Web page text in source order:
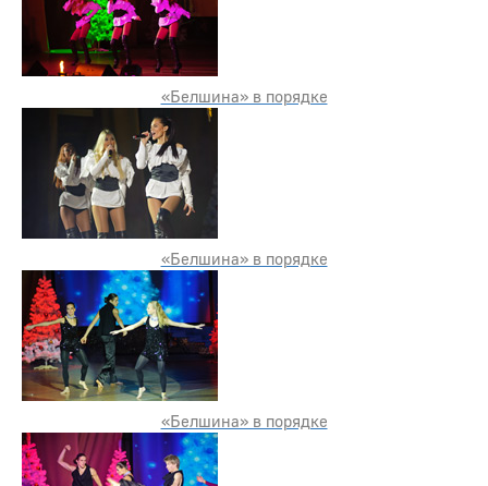
«Белшина» в порядке
«Белшина» в порядке
«Белшина» в порядке